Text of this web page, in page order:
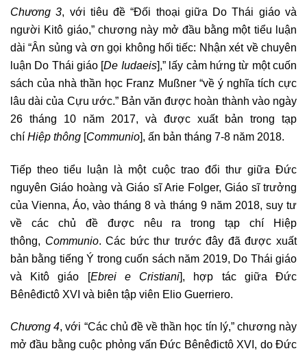
Chương 3, với tiêu đề “Đối thoại giữa Do Thái giáo và
người Kitô giáo,” chương này mở đầu bằng một tiểu luận
dài “Ân sủng và ơn gọi không hối tiếc: Nhận xét về chuyên
luận Do Thái giáo [De Iudaeis],” lấy cảm hứng từ một cuốn
sách của nhà thần học Franz Mußner “về ý nghĩa tích cực
lâu dài của Cựu ước.” Bản văn được hoàn thành vào ngày
26 tháng 10 năm 2017, và được xuất bản trong tạp
chíHiệp thông [Communio], ấn bản tháng 7-8 năm 2018.
Tiếp theo tiểu luận là một cuộc trao đổi thư giữa Đức
nguyên Giáo hoàng và Giáo sĩ Arie Folger, Giáo sĩ trưởng
của Vienna, Áo, vào tháng 8 và tháng 9 năm 2018, suy tư
về các chủ đề được nêu ra trong tạp chí Hiệp
thông, Communio. Các bức thư trước đây đã được xuất
bản bằng tiếng Ý trong cuốn sách năm 2019, Do Thái giáo
và Kitô giáo [Ebrei e Cristiani], hợp tác giữa Đức
Bênêđictô XVI và biên tập viên Elio Guerriero.
Chương 4, với “Các chủ đề về thần học tín lý,” chương này
mở đầu bằng cuộc phỏng vấn Đức Bênêđictô XVI, do Đức